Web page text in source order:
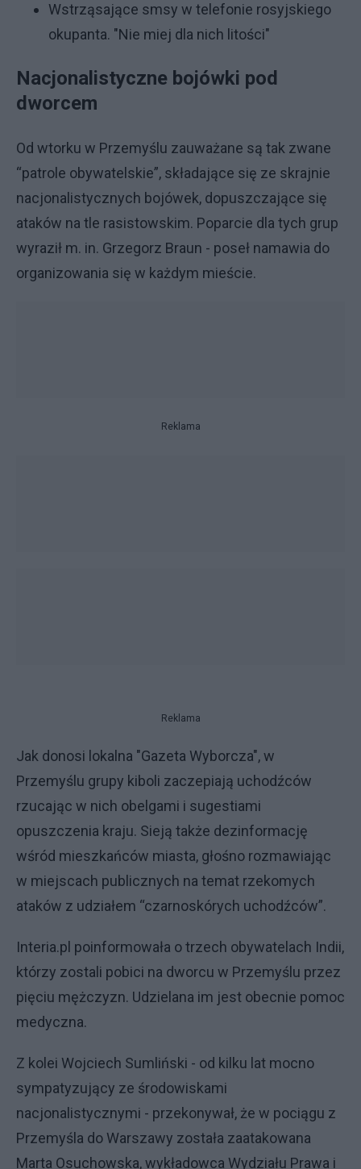
Wstrząsające smsy w telefonie rosyjskiego
okupanta. "Nie miej dla nich litości"
Nacjonalistyczne bojówki pod
dworcem
Od wtorku w Przemyślu zauważane są tak zwane
“patrole obywatelskie”, składające się ze skrajnie
nacjonalistycznych bojówek, dopuszczające się
ataków na tle rasistowskim. Poparcie dla tych grup
wyraził m. in. Grzegorz Braun - poseł namawia do
organizowania się w każdym mieście.
Reklama
Reklama
Jak donosi lokalna "Gazeta Wyborcza", w
Przemyślu grupy kiboli zaczepiają uchodźców
rzucając w nich obelgami i sugestiami
opuszczenia kraju. Sieją także dezinformację
wśród mieszkańców miasta, głośno rozmawiając
w miejscach publicznych na temat rzekomych
ataków z udziałem “czarnoskórych uchodźców”.
Interia.pl poinformowała o trzech obywatelach Indii,
którzy zostali pobici na dworcu w Przemyślu przez
pięciu mężczyzn. Udzielana im jest obecnie pomoc
medyczna.
Z kolei Wojciech Sumliński - od kilku lat mocno
sympatyzujący ze środowiskami
nacjonalistycznymi - przekonywał, że w pociągu z
Przemyśla do Warszawy została zaatakowana
Marta Osuchowska, wykładowca Wydziału Prawa i